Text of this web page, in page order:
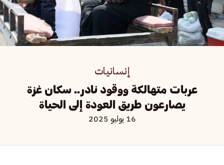
إنسانيات
عربات متهالكة ووقود نادر.. سكان غزة
يصارعون طريق العودة إلى الحياة
16 يوليو 2025